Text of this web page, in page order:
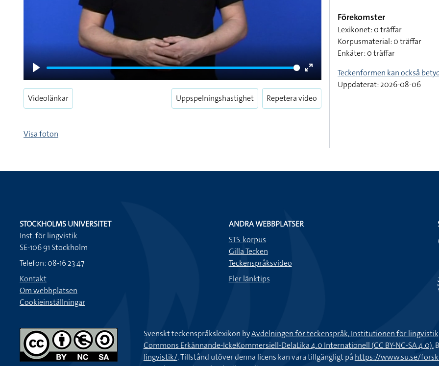
Play
Enter
fullscreen
Videolänkar Uppspelningshastighet Repetera video
Visa foton
Förekomster
Lexikonet: 0 träffar
Korpusmaterial: 0 träffar
Enkäter: 0 träffar
Teckenformen kan också
Uppdaterat: 2026-08-06
STOCKHOLMS UNIVERSITET
Inst. för lingvistik
SE-106 91 Stockholm
Telefon: 08-16 23 47
Kontakt
Om webbplatsen
Cookieinställningar
ANDRA WEBBPLATSER
STS-korpus
Gilla Tecken
Teckenspråksvideo
Fler länktips
Svenskt teckenspråkslexikon byAvdelningen för teckenspråk, Institutionen för
Commons Erkännande-IckeKommersiell-DelaLika 4.0 Internationell (CC BY-NC-SA 4.0).
lingvistik/. Tillstånd utöver denna licens kan vara tillgängligt på https://www.su.se/